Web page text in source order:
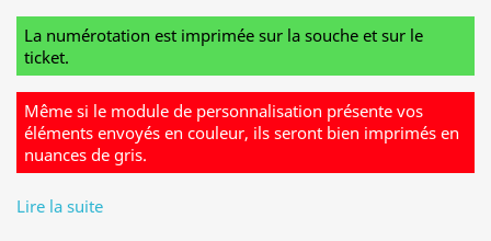
La numérotation est imprimée sur la souche et sur le
ticket.
Même si le module de personnalisation présente vos
éléments envoyés en couleur, ils seront bien imprimés en
nuances de gris.
Lire la suite